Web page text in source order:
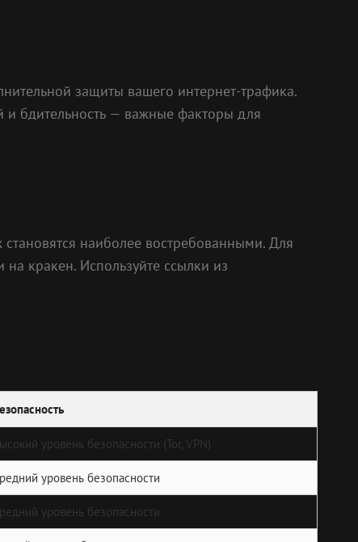
защиты вашего интернет-трафика.
и бдительность — важные факторы для
наиболее востребованными. Для
кракен. Используйте ссылки из
уровень безопасности (Tor, VPN)
уровень безопасности
уровень безопасности